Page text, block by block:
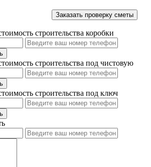
строительства коробки
строительства под чистовую
строительства под ключ